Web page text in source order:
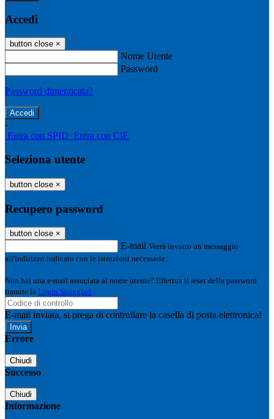
Accedi
button close ×
Nome Utente
Password
Password dimenticata?
-
Entra con SPID Entra con CIE
Seleziona utente
button close ×
Recupero password
button close ×
E-mail Verrà inviato un messaggio
all'indirizzo indicato con le istruzioni necessarie.
Non hai una e-mail associata al nome utente? Effettua il reset della password
tramite la Login Spaggiari
E-mail inviata, si prega di controllare la casella di posta elettronica!
Errore
Chiudi
Successo
Chiudi
Informazione